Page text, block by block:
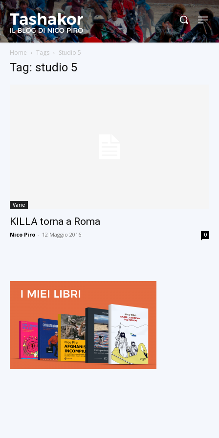
Home Tags Studio 5
Tag: studio 5
Varie
KILLA torna a Roma
Nico Piro - 12 Maggio 2016 0